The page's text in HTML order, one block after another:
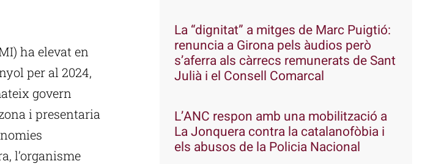
ha elevat en
per al 2024,
govern
i presentaria
l’organisme
La “dignitat” a mitges de Marc Puigtió:
renuncia a Girona pels àudios però
s’aferra als càrrecs remunerats de Sant
Julià i el Consell Comarcal
L’ANC respon amb una mobilització a
La Jonquera contra la catalanofòbia i
els abusos de la Policia Nacional